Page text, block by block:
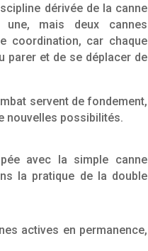
dérivée de la canne
mais deux cannes
coordination, car chaque
parer et de se déplacer de
servent de fondement,
nouvelles possibilités.
avec la simple canne
la pratique de la double
actives en permanence,